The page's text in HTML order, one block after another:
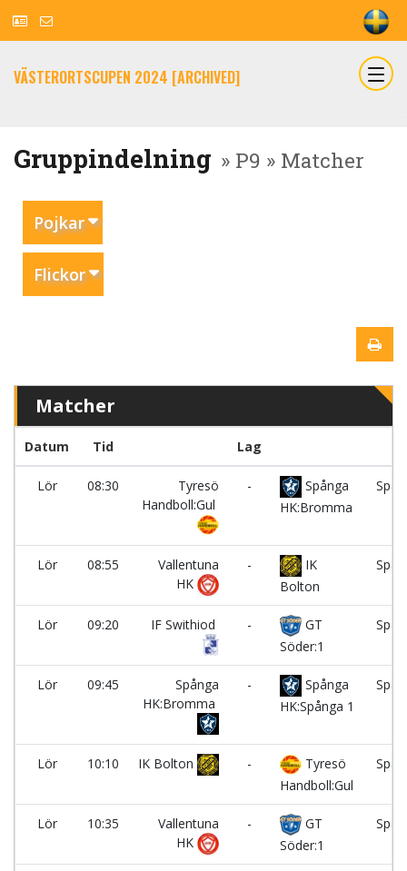
VÄSTERORTSCUPEN 2024 [ARCHIVED]
Gruppindelning » P9 » Matcher
Pojkar
Flickor
Matcher
Datum Tid Lag
Lör 08:30
Tyresö
Handboll:Gul
-
Spånga
HK:Bromma
Lör 08:55
Vallentuna
HK
-
IK
Bolton
Lör 09:20 IF Swithiod -
GT
Söder:1
Lör 09:45
Spånga
HK:Bromma
-
Spånga
HK:Spånga 1
Lör 10:10 IK Bolton -
Tyresö
Handboll:Gul
Lör 10:35
Vallentuna
HK
-
GT
Söder:1